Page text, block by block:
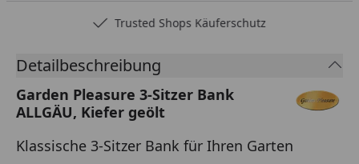
Trusted Shops Käuferschutz
Detailbeschreibung
Garden Pleasure 3-Sitzer Bank
ALLGÄU, Kiefer geölt
Klassische 3-Sitzer Bank für Ihren Garten